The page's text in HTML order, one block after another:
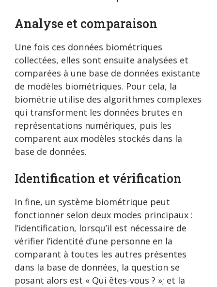
Analyse et comparaison
Une fois ces données biométriques
collectées, elles sont ensuite analysées et
comparées à une base de données existante
de modèles biométriques. Pour cela, la
biométrie utilise des algorithmes complexes
qui transforment les données brutes en
représentations numériques, puis les
comparent aux modèles stockés dans la
base de données.
Identification et vérification
In fine, un système biométrique peut
fonctionner selon deux modes principaux :
l’identification, lorsqu’il est nécessaire de
vérifier l’identité d’une personne en la
comparant à toutes les autres présentes
dans la base de données, la question se
posant alors est « Qui êtes-vous ? »; et la